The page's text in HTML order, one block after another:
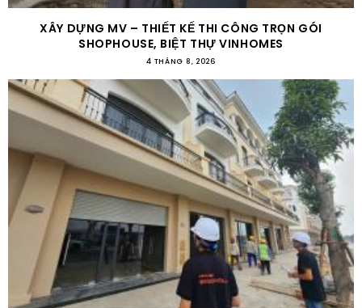
XÂY DỰNG MV – THIẾT KẾ THI CÔNG TRỌN GÓI
SHOPHOUSE, BIỆT THỰ VINHOMES
4 THÁNG 8, 2026